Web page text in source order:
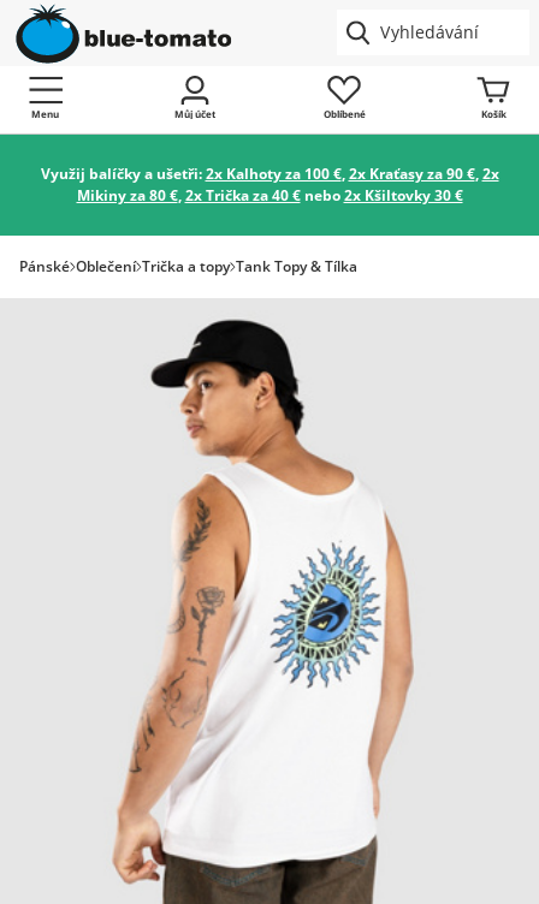
Menu Můj účet Oblíbené Košík
Využij balíčky a ušetři:2x Kalhoty za 100 €,2x Kraťasy za 90 €,2x
Mikiny za 80 €,2x Trička za 40 €nebo2x Kšiltovky 30 €
Pánské Oblečení Trička a topy Tank Topy & Tílka